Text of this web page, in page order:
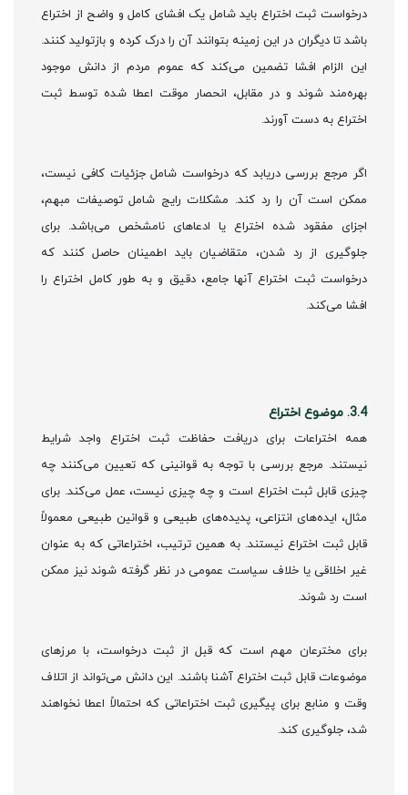
درخواست ثبت اختراع باید شامل یک افشای کامل و واضح از اختراع
باشد تا دیگران در این زمینه بتوانند آن را درک کرده و بازتولید کنند.
این الزام افشا تضمین می‌کند که عموم مردم از دانش موجود
بهره‌مند شوند و در مقابل، انحصار موقت اعطا شده توسط ثبت
اختراع به دست آورند.
اگر مرجع بررسی دریابد که درخواست شامل جزئیات کافی نیست،
ممکن است آن را رد کند. مشکلات رایج شامل توصیفات مبهم،
اجزای مفقود شده اختراع یا ادعاهای نامشخص می‌باشد. برای
جلوگیری از رد شدن، متقاضیان باید اطمینان حاصل کنند که
درخواست ثبت اختراع آنها جامع، دقیق و به طور کامل اختراع را
افشا می‌کند.
3.4. موضوع اختراع
همه اختراعات برای دریافت حفاظت ثبت اختراع واجد شرایط
نیستند. مرجع بررسی با توجه به قوانینی که تعیین می‌کنند چه
چیزی قابل ثبت اختراع است و چه چیزی نیست، عمل می‌کند. برای
مثال، ایده‌های انتزاعی، پدیده‌های طبیعی و قوانین طبیعی معمولاً
قابل ثبت اختراع نیستند. به همین ترتیب، اختراعاتی که به عنوان
غیر اخلاقی یا خلاف سیاست عمومی در نظر گرفته شوند نیز ممکن
است رد شوند.
برای مخترعان مهم است که قبل از ثبت درخواست، با مرزهای
موضوعات قابل ثبت اختراع آشنا باشند. این دانش می‌تواند از اتلاف
وقت و منابع برای پیگیری ثبت اختراعاتی که احتمالاً اعطا نخواهند
شد، جلوگیری کند.